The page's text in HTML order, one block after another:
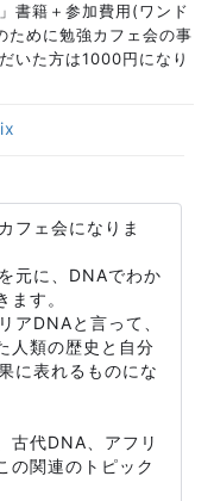
書籍＋参加費用(ワンド
ために勉強カフェ会の事
いた方は1000円になり
フェ会になりま
元に、DNAでわか
す。
アDNAと言って、
人類の歴史と自分
に表れるものにな
古代DNA、アフリ
の関連のトピック